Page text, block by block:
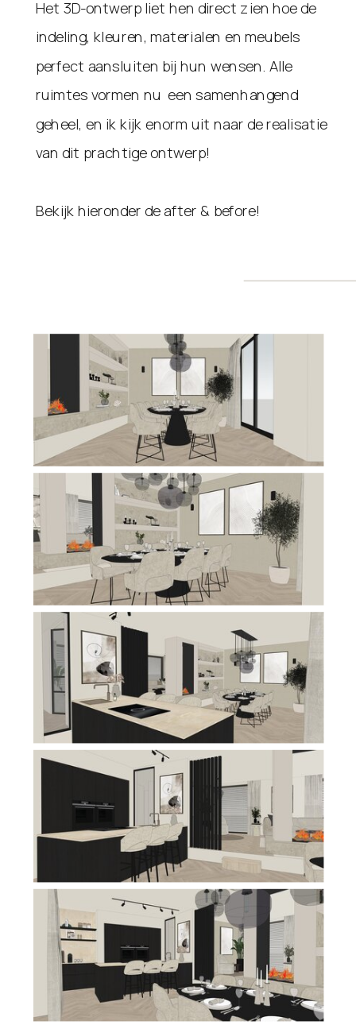
Het 3D-ontwerp liet hen direct zien hoe de
indeling, kleuren, materialen en meubels
perfect aansluiten bij hun wensen. Alle
ruimtes vormen nu een samenhangend
geheel, en ik kijk enorm uit naar de realisatie
van dit prachtige ontwerp!
Bekijk hieronder de after & before!